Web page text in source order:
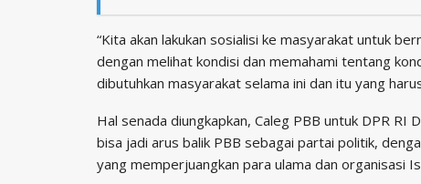
“Kita akan lakukan sosialisi ke masyarakat untuk
dengan melihat kondisi dan memahami tentang
dibutuhkan masyarakat selama ini dan itu yang
Hal senada diungkapkan, Caleg PBB untuk DPR
bisa jadi arus balik PBB sebagai partai politik,
yang memperjuangkan para ulama dan organisasi